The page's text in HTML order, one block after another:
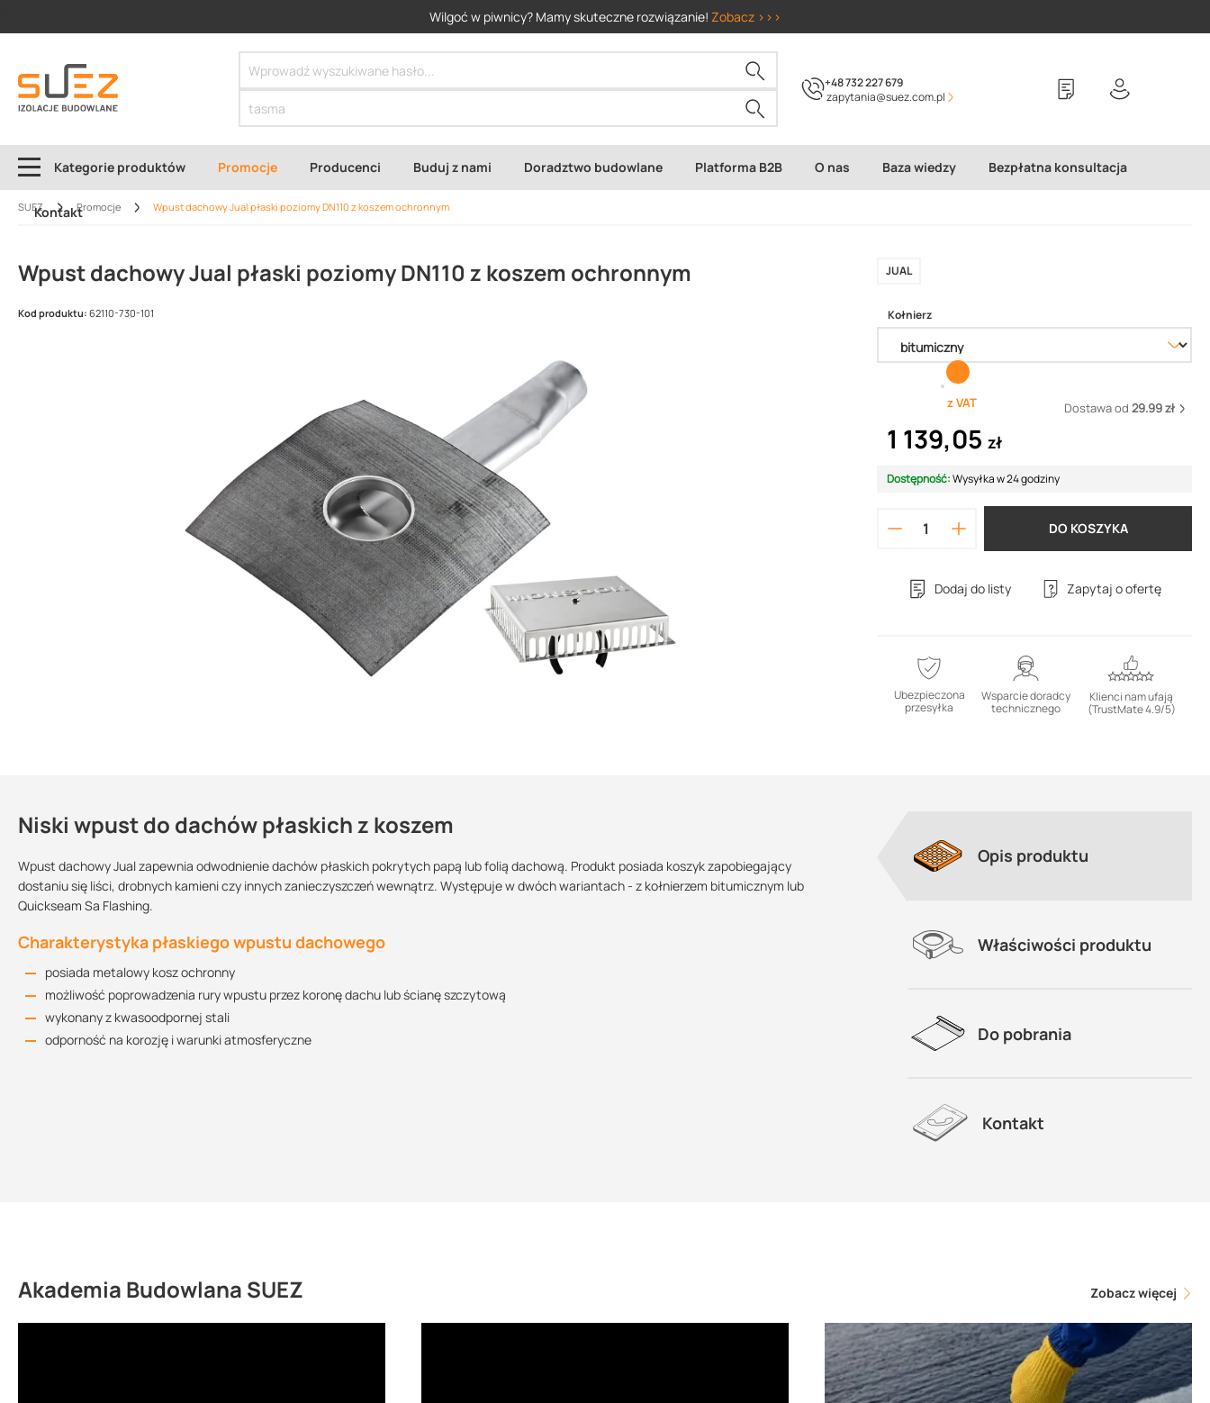
Wilgoć w piwnicy? Mamy skuteczne rozwiązanie! Zobacz >>>
+48 732 227 679
zapytania@suez.com.pl
Kategorie produktów Promocje Producenci Buduj z nami Doradztwo budowlane Platforma B2B O nas Baza wiedzy Bezpłatna konsultacja
Kontakt
SUEZ Promocje Wpust dachowy Jual płaski poziomy DN110 z koszem ochronnym
Wpust dachowy Jual płaski poziomy DN110 z koszem ochronnym JUAL
Kod produktu: 62110-730-101 Kołnierz
z VAT Dostawa od 29.99 zł
1 139,05 zł
Dostępność:Wysyłka w 24 godziny
DO KOSZYKA
Dodaj do listy Zapytaj o ofertę
Ubezpieczona
przesyłka
Wsparcie doradcy
technicznego
Klienci nam ufają
(TrustMate 4.9/5)
Niski wpust do dachów płaskich z koszem
Wpust dachowy Jual zapewnia odwodnienie dachów płaskich pokrytych papą lub folią dachową. Produkt posiada koszyk zapobiegający
dostaniu się liści, drobnych kamieni czy innych zanieczyszczeń wewnątrz. Występuje w dwóch wariantach - z kołnierzem bitumicznym lub
Quickseam Sa Flashing.
Charakterystyka płaskiego wpustu dachowego
posiada metalowy kosz ochronny
możliwość poprowadzenia rury wpustu przez koronę dachu lub ścianę szczytową
wykonany z kwasoodpornej stali
odporność na korozję i warunki atmosferyczne
Rodzaj wpustu:
poziomy
nie
DN 100
Karta produktu
Kontakt
Maszy pytania lub wątpliwości?
Specjalista doradca
Opis produktu
Właściwości produktu
Do pobrania
Kontakt
Akademia Budowlana SUEZ Zobacz więcej